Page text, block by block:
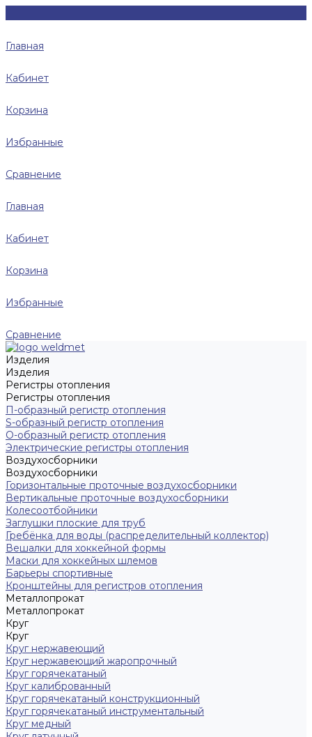
Главная
Кабинет
Корзина
Избранные
Сравнение
Главная
Кабинет
Корзина
Избранные
Сравнение
Изделия
Изделия
Регистры отопления
Регистры отопления
П-образный регистр отопления
S-образный регистр отопления
O-образный регистр отопления
Электрические регистры отопления
Воздухосборники
Воздухосборники
Горизонтальные проточные воздухосборники
Вертикальные проточные воздухосборники
Колесоотбойники
Заглушки плоские для труб
Гребёнка для воды (распределительный коллектор)
Вешалки для хоккейной формы
Маски для хоккейных шлемов
Барьеры спортивные
Кронштейны для регистров отопления
Металлопрокат
Металлопрокат
Круг
Круг
Круг нержавеющий
Круг нержавеющий жаропрочный
Круг горячекатаный
Круг калиброванный
Круг горячекатаный конструкционный
Круг горячекатаный инструментальный
Круг медный